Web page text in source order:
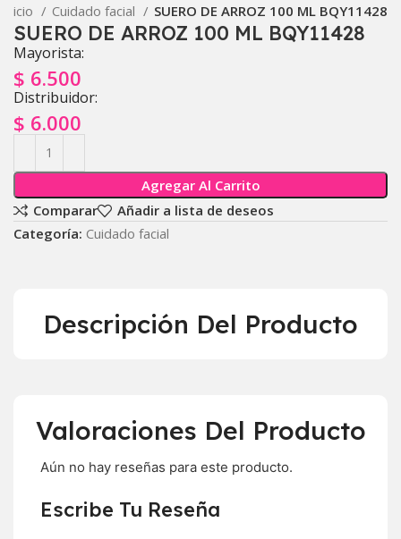
Inicio Cuidado facial SUERO DE ARROZ 100 ML BQY11428
SUERO DE ARROZ 100 ML BQY11428
Mayorista:
$ 6.500
Distribuidor:
$ 6.000
Agregar Al Carrito
Comparar
Añadir a lista de deseos
Categoría: Cuidado facial
Descripción Del Producto
Valoraciones Del Producto
Aún no hay reseñas para este producto.
Escribe Tu Reseña